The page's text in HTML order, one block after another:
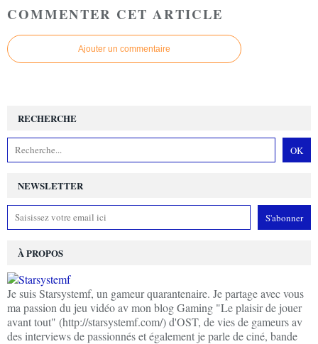
COMMENTER CET ARTICLE
Ajouter un commentaire
NEWSLETTER
RECHERCHE
À PROPOS
Je suis Starsystemf, un gameur quarantenaire. Je partage avec vous
ma passion du jeu vidéo av mon blog Gaming "Le plaisir de jouer
avant tout" (http://starsystemf.com/) d'OST, de vies de gameurs av
des interviews de passionnés et également je parle de ciné, bande